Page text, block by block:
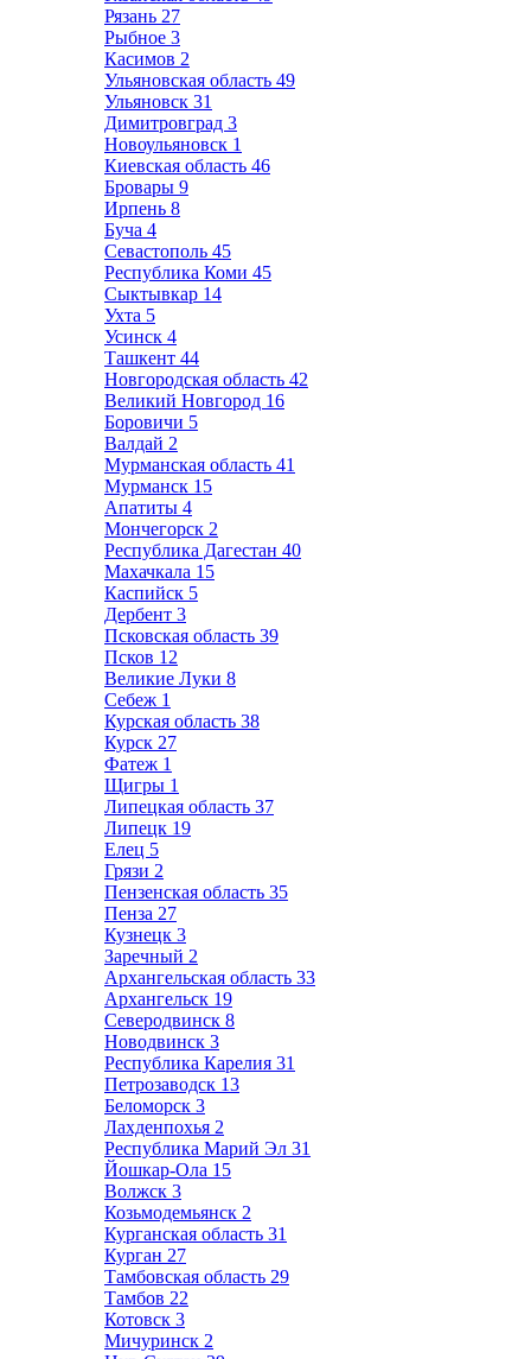
Рязань 27
Рыбное 3
Касимов 2
Ульяновская область 49
Ульяновск 31
Димитровград 3
Новоульяновск 1
Киевская область 46
Бровары 9
Ирпень 8
Буча 4
Севастополь 45
Республика Коми 45
Сыктывкар 14
Ухта 5
Усинск 4
Ташкент 44
Новгородская область 42
Великий Новгород 16
Боровичи 5
Валдай 2
Мурманская область 41
Мурманск 15
Апатиты 4
Мончегорск 2
Республика Дагестан 40
Махачкала 15
Каспийск 5
Дербент 3
Псковская область 39
Псков 12
Великие Луки 8
Себеж 1
Курская область 38
Курск 27
Фатеж 1
Щигры 1
Липецкая область 37
Липецк 19
Елец 5
Грязи 2
Пензенская область 35
Пенза 27
Кузнецк 3
Заречный 2
Архангельская область 33
Архангельск 19
Северодвинск 8
Новодвинск 3
Республика Карелия 31
Петрозаводск 13
Беломорск 3
Лахденпохья 2
Республика Марий Эл 31
Йошкар-Ола 15
Волжск 3
Козьмодемьянск 2
Курганская область 31
Курган 27
Тамбовская область 29
Тамбов 22
Котовск 3
Мичуринск 2